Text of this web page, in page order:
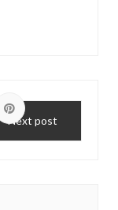
Next post